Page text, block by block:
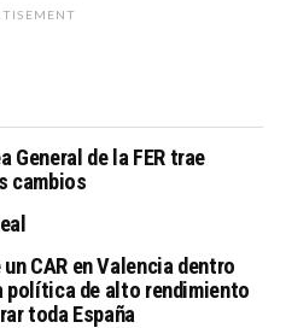
General de la FER trae
cambios
un CAR en Valencia dentro
política de alto rendimiento
toda España